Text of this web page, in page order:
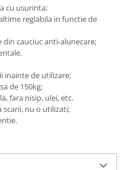
cu usurinta;
reglabila in functie de
din cauciuc anti-alunecare;
inainte de utilizare;
de 150kg;
fara nisip, ulei, etc.
scarii, nu o utilizati;